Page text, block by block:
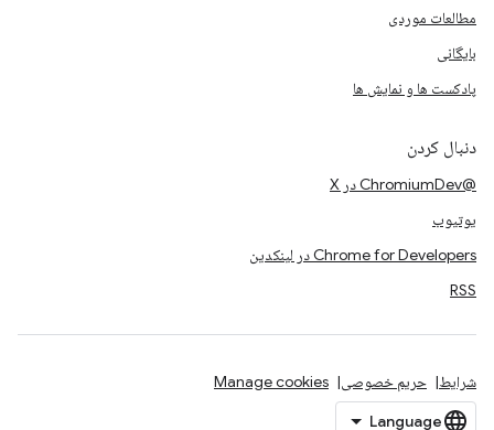
مطالعات موردی
بایگانی
پادکست ها و نمایش ها
دنبال کردن
@ChromiumDev در X
یوتیوب
Chrome for Developers در لینکدین
RSS
شرایط حریم خصوصی Manage cookies